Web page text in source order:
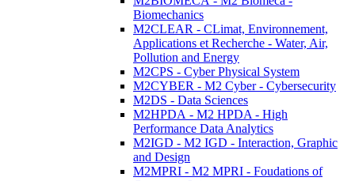
Biomechanics
M2CLEAR - CLimat, Environnement,
Applications et Recherche - Water, Air,
Pollution and Energy
M2CPS - Cyber Physical System
M2CYBER - M2 Cyber - Cybersecurity
M2DS - Data Sciences
M2HPDA - M2 HPDA - High
Performance Data Analytics
M2IGD - M2 IGD - Interaction, Graphic
and Design
M2MPRI - M2 MPRI - Foudations of